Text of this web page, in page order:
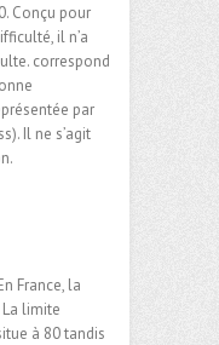
Conçu pour
il n’a
correspond
par
Il ne s’agit
France, la
limite
à 80 tandis